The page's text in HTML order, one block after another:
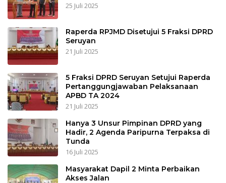
25 Juli 2025
Raperda RPJMD Disetujui 5 Fraksi DPRD
Seruyan
21 Juli 2025
5 Fraksi DPRD Seruyan Setujui Raperda
Pertanggungjawaban Pelaksanaan
APBD TA 2024
21 Juli 2025
Hanya 3 Unsur Pimpinan DPRD yang
Hadir, 2 Agenda Paripurna Terpaksa di
Tunda
16 Juli 2025
Masyarakat Dapil 2 Minta Perbaikan
Akses Jalan